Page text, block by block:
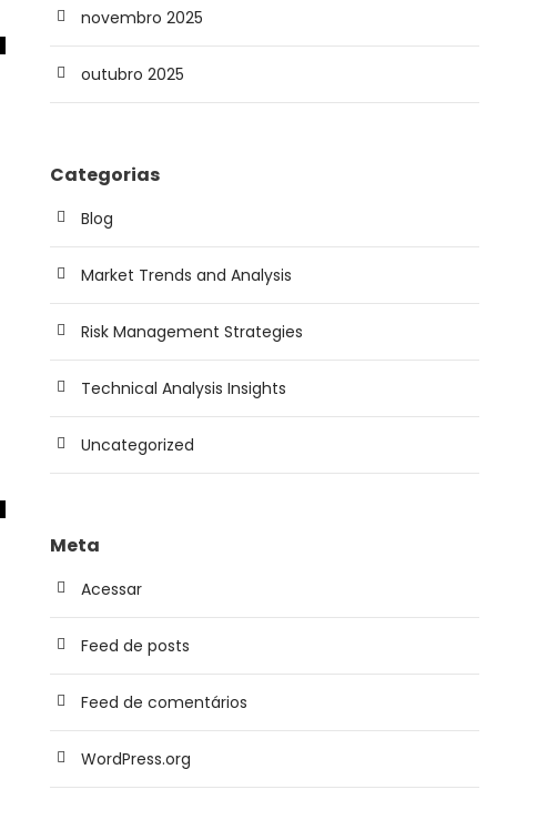
novembro 2025
outubro 2025
Categorias
Blog
Market Trends and Analysis
Risk Management Strategies
Technical Analysis Insights
Uncategorized
Meta
Acessar
Feed de posts
Feed de comentários
WordPress.org